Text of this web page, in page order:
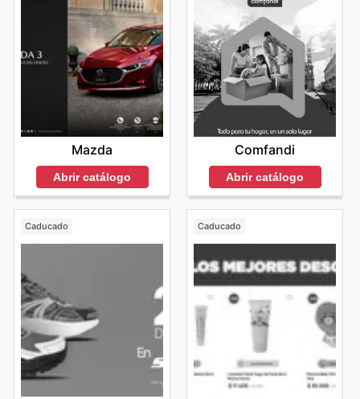
Mazda
Abrir catálogo
Comfandi
Abrir catálogo
Caducado Caducado